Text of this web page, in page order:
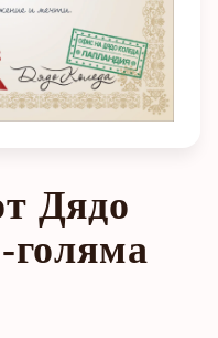
Дядо
голяма